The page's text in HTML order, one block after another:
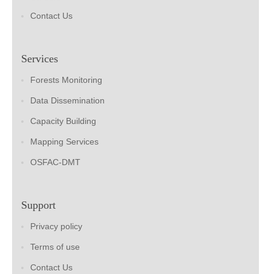
Contact Us
Services
Forests Monitoring
Data Dissemination
Capacity Building
Mapping Services
OSFAC-DMT
Support
Privacy policy
Terms of use
Contact Us